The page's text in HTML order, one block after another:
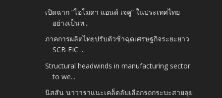
เปิดฉาก “โอโมดา แอนด์ เจคู” ในประเทศไทย
อย่างเป็นท...
ภาคการผลิตไทยปรับตัวช้าฉุดเศรษฐกิจระยะยาว
SCB EIC ...
Structural headwinds in manufacturing sector
to we...
นิสสัน นาวาราแนะเคล็ดลับเลือกรถกระบะสายลุย